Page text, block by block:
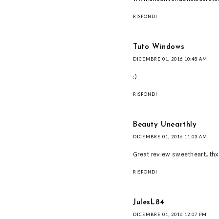
RISPONDI
Tuto Windows
DICEMBRE 01, 2016 10:48 AM
:)
RISPONDI
Beauty Unearthly
DICEMBRE 01, 2016 11:03 AM
Great review
RISPONDI
JulesL84
DICEMBRE 01, 2016 12:07 PM